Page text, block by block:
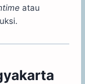
atau